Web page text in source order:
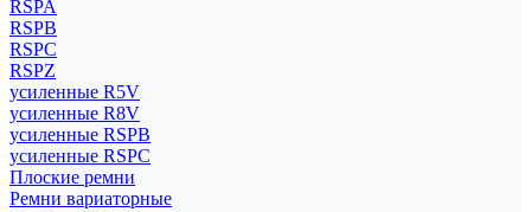
RSPA
RSPB
RSPC
RSPZ
усиленные R5V
усиленные R8V
усиленные RSPB
усиленные RSPC
Плоские ремни
Ремни вариаторные